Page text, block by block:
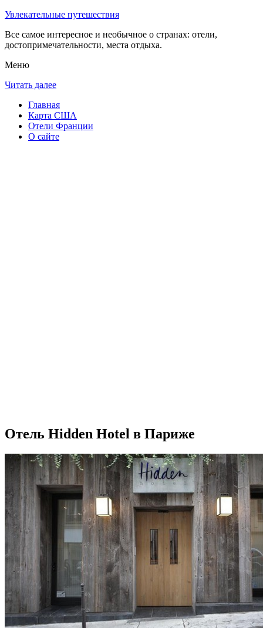
Увлекательные путешествия
Все самое интересное и необычное о странах: отели,
достопримечательности, места отдыха.
Меню
Читать далее
Главная
Карта США
Отели Франции
О сайте
Отель Hidden Hotel в Париже